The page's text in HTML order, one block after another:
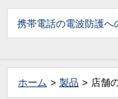
携帯電話の電波防護へ
ホーム 製品 店舗